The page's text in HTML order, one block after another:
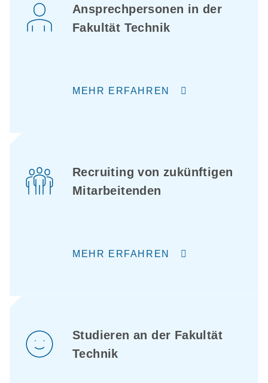
Ansprechpersonen in der
Fakultät Technik
MEHR ERFAHREN
Recruiting von zukünftigen
Mitarbeitenden
MEHR ERFAHREN
Studieren an der Fakultät
Technik